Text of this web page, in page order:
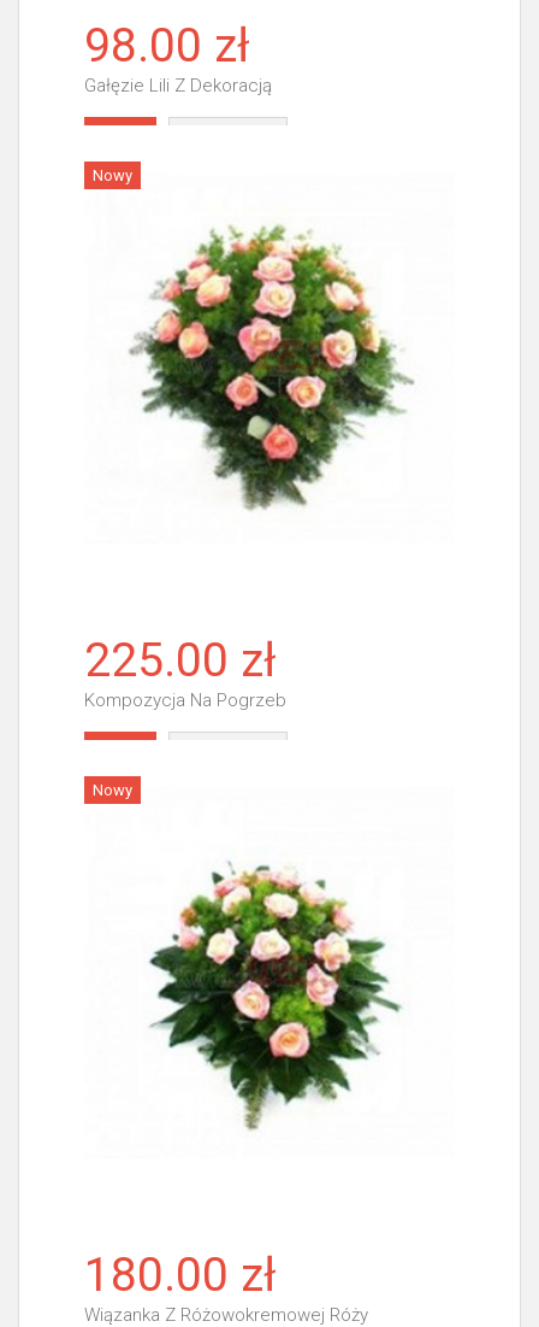
98.00 zł
Gałęzie Lili Z Dekoracją
Nowy
225.00 zł
Kompozycja Na Pogrzeb
Nowy
180.00 zł
Wiązanka Z Różowokremowej Róży